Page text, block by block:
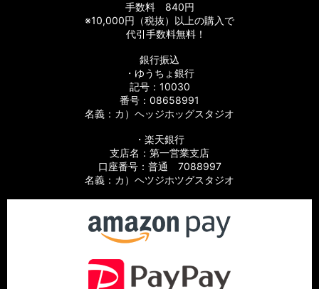
手数料 840円
※10,000円（税抜）以上の購入で
代引手数料無料！
銀行振込
・ゆうちょ銀行
記号：10030
番号：08658991
名義：カ）ヘッジホッグスタジオ
・楽天銀行
支店名：第一営業支店
口座番号：普通 7088997
名義：カ）ヘツジホツグスタジオ